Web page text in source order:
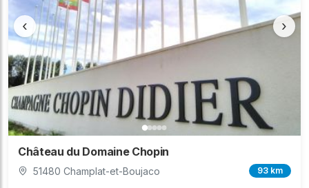
‹ ›
Château du Domaine Chopin
51480 Champlat-et-Boujaco 93 km